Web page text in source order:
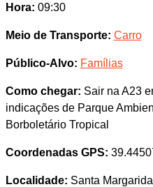
Hora: 09:30
Meio de Transporte: Carro
Público-Alvo: Famílias
Como chegar: Sair na A23
indicações de Parque
Borboletário Tropical
Coordenadas GPS:
Localidade: Santa